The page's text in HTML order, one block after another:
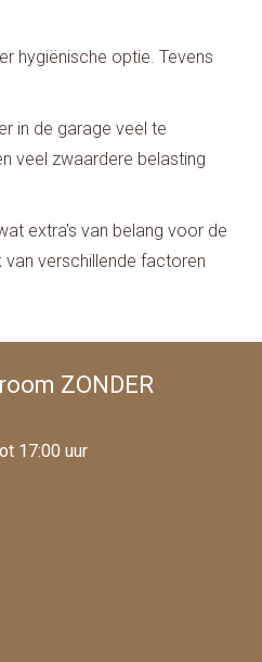
hygiënische optie. Tevens
in de garage veel te
veel zwaardere belasting
extra's van belang voor de
verschillende factoren
ZONDER
17:00 uur